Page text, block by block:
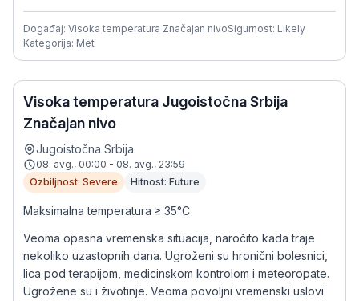
Događaj: Visoka temperatura Značajan nivoSigurnost: Likely
Kategorija: Met
Visoka temperatura Jugoistočna Srbija
Značajan nivo
Jugoistočna Srbija
08. avg., 00:00 - 08. avg., 23:59
Ozbiljnost: Severe
Hitnost: Future
Maksimalna temperatura ≥ 35°C
Veoma opasna vremenska situacija, naročito kada traje
nekoliko uzastopnih dana. Ugroženi su hronični bolesnici,
lica pod terapijom, medicinskom kontrolom i meteoropate.
Ugrožene su i životinje. Veoma povoljni vremenski uslovi